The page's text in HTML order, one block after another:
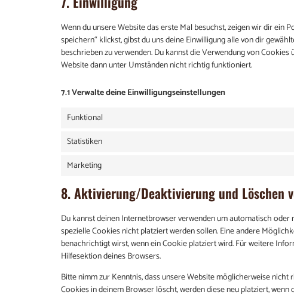
Wenn du unsere Website das erste Mal besuchst, zeigen wir dir ein
speichern“ klickst, gibst du uns deine Einwilligung alle von dir
beschrieben zu verwenden. Du kannst die Verwendung von
Website dann unter Umständen nicht richtig funktioniert.
7.1 Verwalte deine Einwilligungseinstellungen
Funktional
Statistiken
Marketing
8. Aktivierung/Deaktivierung und Löschen
Du kannst deinen Internetbrowser verwenden um automatisch
spezielle Cookies nicht platziert werden sollen. Eine andere
benachrichtigt wirst, wenn ein Cookie platziert wird. Für weitere
Hilfesektion deines Browsers.
Bitte nimm zur Kenntnis, dass unsere Website möglicherweise
Cookies in deinem Browser löscht, werden diese neu platziert, wenn